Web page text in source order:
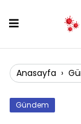
Anasayfa ›
Gündem